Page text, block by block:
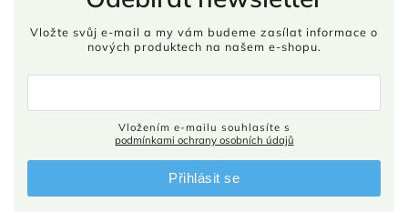
Vložte svůj e-mail a my vám budeme zasílat informace o
nových produktech na našem e-shopu.
podmínkami ochrany osobních údajů
Přihlásit se